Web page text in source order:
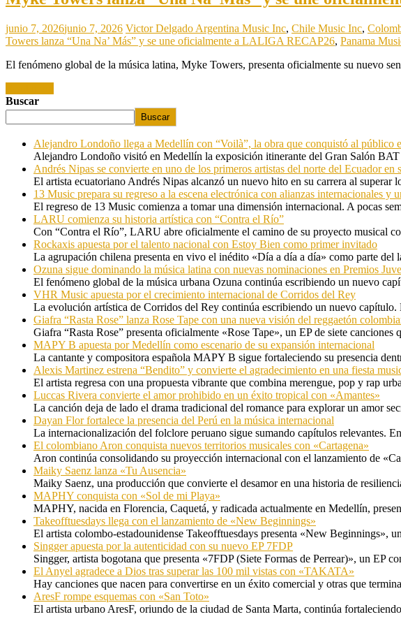
junio 7, 2026junio 7, 2026 Victor Delgado Argentina Music Inc, Chile Music Inc,
Towers lanza “Una Na’ Más” y se une oficialmente a LALIGA RECAP26, Panama
El fenómeno global de la música latina, Myke Towers, presenta oficialmente su nuevo
Buscar
Buscar
Alejandro Londoño llega a Medellín con “Voilà”, la obra que conquistó al público
Alejandro Londoño visitó en Medellín la exposición itinerante del Gran Salón
Andrés Nipas se convierte en uno de los primeros artistas del norte del Ecuador
El artista ecuatoriano Andrés Nipas alcanzó un nuevo hito en su carrera al superar
13 Music prepara su regreso a la escena electrónica con alianzas internacionales y
El regreso de 13 Music comienza a tomar una dimensión internacional. A pocas
LARU comienza su historia artística con “Contra el Río”
Con “Contra el Río”, LARU abre oficialmente el camino de su proyecto musical
Rockaxis apuesta por el talento nacional con Estoy Bien como primer invitado
La agrupación chilena presenta en vivo el inédito «Día a día a día» como parte del
Ozuna sigue dominando la música latina con nuevas nominaciones en Premios
El fenómeno global de la música urbana Ozuna continúa escribiendo un nuevo
VHR Music apuesta por el crecimiento internacional de Corridos del Rey
La evolución artística de Corridos del Rey continúa escribiendo un nuevo
Giafra “Rasta Rose” lanza Rose Tape con una nueva visión del reggaetón
Giafra “Rasta Rose” presenta oficialmente «Rose Tape», un EP de siete
MAPY B apuesta por Medellín como escenario de su expansión internacional
La cantante y compositora española MAPY B sigue fortaleciendo su presencia
Alexis Martinez estrena “Bendito” y convierte el agradecimiento en una fiesta
El artista regresa con una propuesta vibrante que combina merengue, pop y rap
Luccas Rivera convierte el amor prohibido en un éxito tropical con «Amantes»
La canción deja de lado el drama tradicional del romance para explorar un amor
Dayan Flor fortalece la presencia del Perú en la música internacional
La internacionalización del folclore peruano sigue sumando capítulos relevantes.
El colombiano Aron conquista nuevos territorios musicales con «Cartagena»
Aron continúa consolidando su proyección internacional con el lanzamiento de
Maiky Saenz lanza «Tu Ausencia»
Maiky Saenz, una producción que convierte el desamor en una historia de
MAPHY conquista con «Sol de mi Playa»
MAPHY, nacida en Florencia, Caquetá, y radicada actualmente en Medellín,
Takeofftuesdays llega con el lanzamiento de «New Beginnings»
El artista colombo-estadounidense Takeofftuesdays presenta «New Beginnings»,
Singger apuesta por la autenticidad con su nuevo EP 7FDP
Singger, artista bogotana que presenta «7FDP (Siete Formas de Perrear)», un EP
El Anyel agradece a Dios tras superar las 100 mil vistas con «TAKATA»
Hay canciones que nacen para convertirse en un éxito comercial y otras que
AresF rompe esquemas con «San Toto»
El artista urbano AresF, oriundo de la ciudad de Santa Marta, continúa